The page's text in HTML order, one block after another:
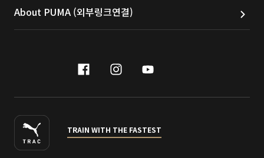
About PUMA (외부링크연결)
facebook
instagram
youtube
TRAIN WITH THE FASTEST